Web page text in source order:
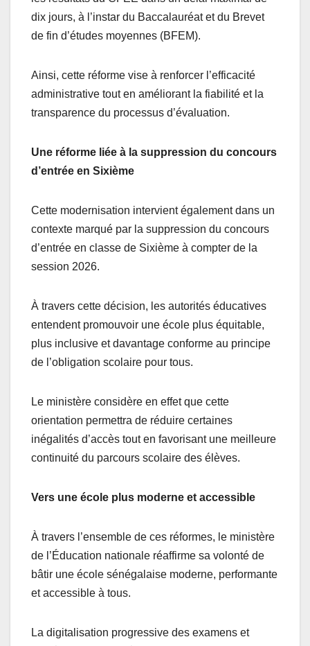
dix jours, à l’instar du Baccalauréat et du Brevet
de fin d’études moyennes (BFEM).
Ainsi, cette réforme vise à renforcer l’efficacité
administrative tout en améliorant la fiabilité et la
transparence du processus d’évaluation.
Une réforme liée à la suppression du concours
d’entrée en Sixième
Cette modernisation intervient également dans un
contexte marqué par la suppression du concours
d’entrée en classe de Sixième à compter de la
session 2026.
À travers cette décision, les autorités éducatives
entendent promouvoir une école plus équitable,
plus inclusive et davantage conforme au principe
de l’obligation scolaire pour tous.
Le ministère considère en effet que cette
orientation permettra de réduire certaines
inégalités d’accès tout en favorisant une meilleure
continuité du parcours scolaire des élèves.
Vers une école plus moderne et accessible
À travers l’ensemble de ces réformes, le ministère
de l’Éducation nationale réaffirme sa volonté de
bâtir une école sénégalaise moderne, performante
et accessible à tous.
La digitalisation progressive des examens et